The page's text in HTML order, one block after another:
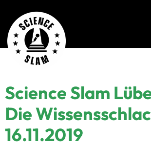
Zum
Inhalt
springen
Science Slam
Die
16.11.2019